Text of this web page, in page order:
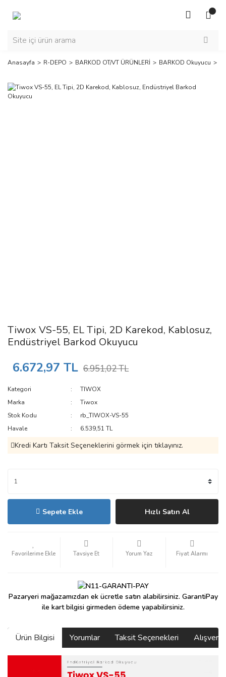
Anasayfa R-DEPO BARKOD OT/VT ÜRÜNLERİ BARKOD Okuyucu
Tiwox VS-55, EL Tipi, 2D Karekod, Kablosuz,
Endüstriyel Barkod Okuyucu
6.672,97 TL 6.951,02 TL
Kategori
TIWOX
Marka
Tiwox
Stok Kodu
rb_TIWOX-VS-55
Havale
6.539,51 TL
Kredi Kartı Taksit Seçeneklerini görmek için tıklayınız.
Sepete Ekle Hızlı Satın Al
Tavsiye Et Yorum Yaz Fiyat Alarmı
Pazaryeri mağazamızdan ek ücretle satın alabilirsiniz. GarantiPay
ile kart bilgisi girmeden ödeme yapabilirsiniz.
Ürün Bilgisi Yorumlar Taksit Seçenekleri